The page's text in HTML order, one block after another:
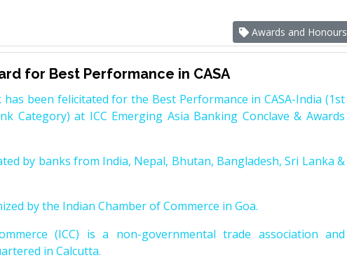
Awards and Honours
for Best Performance in CASA
has been felicitated for the Best Performance in CASA-India (1st
Category) at ICC Emerging Asia Banking Conclave & Awards
by banks from India, Nepal, Bhutan, Bangladesh, Sri Lanka &
by the Indian Chamber of Commerce in Goa.
(ICC) is a non-governmental trade association and
in Calcutta.